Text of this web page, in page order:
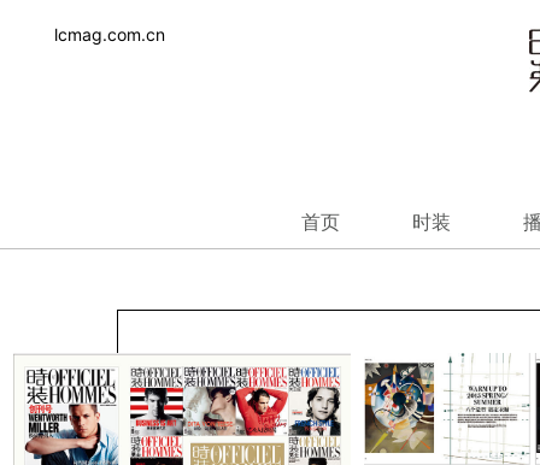
lcmag.com.cn
首页 时装